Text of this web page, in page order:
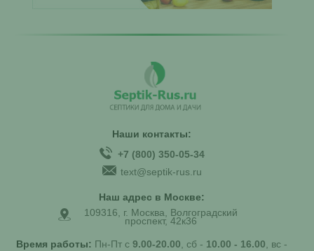
Наши контакты:
+7 (800) 350-05-34
text@septik-rus.ru
Наш адрес в Москве:
109316, г. Москва, Волгоградский
проспект, 42к36
Время работы: Пн-Пт с 9.00-20.00, сб - 10.00 - 16.00, вс -